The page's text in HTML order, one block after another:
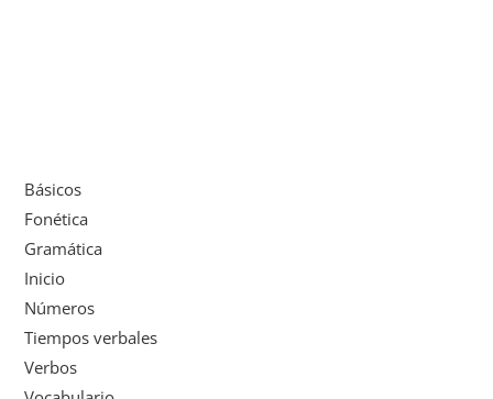
Básicos
Fonética
Gramática
Inicio
Números
Tiempos verbales
Verbos